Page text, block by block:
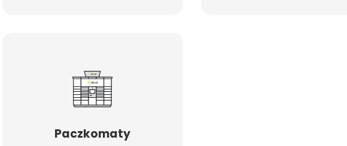
Paczkomaty